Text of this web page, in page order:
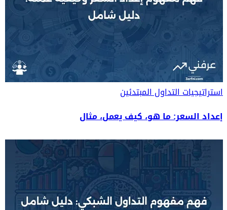
استراتيجيات التداولالمبتدئين
إعداد السعر: ما هو، كيف يعمل، مثال